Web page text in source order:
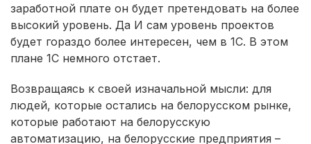
заработной плате он будет претендовать на более
высокий уровень. Да И сам уровень проектов
будет гораздо более интересен, чем в 1С. В этом
плане 1С немного отстает.
Возвращаясь к своей изначальной мысли: для
людей, которые остались на белорусском рынке,
которые работают на белорусскую
автоматизацию, на белорусские предприятия –